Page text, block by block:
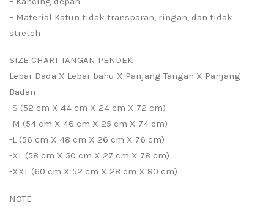
– Material Katun tidak transparan, ringan, dan tidak
stretch
SIZE CHART TANGAN PENDEK
Lebar Dada X Lebar bahu X Panjang Tangan X Panjang
Badan
-S (52 cm X 44 cm X 24 cm X 72 cm)
-M (54 cm X 46 cm X 25 cm X 74 cm)
-L (56 cm X 48 cm X 26 cm X 76 cm)
-XL (58 cm X 50 cm X 27 cm X 78 cm)
-XXL (60 cm X 52 cm X 28 cm X 80 cm)
NOTE :